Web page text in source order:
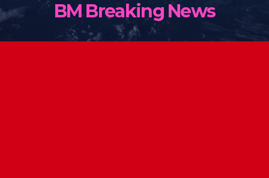
BM Breaking News